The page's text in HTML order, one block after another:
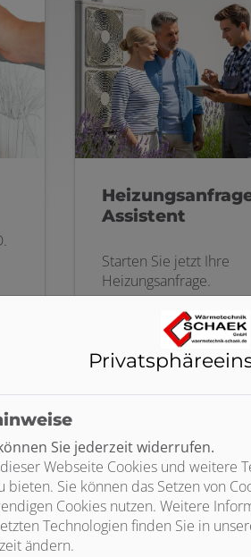
Assistent
Starten Sie jetzt Ihre
Heizungsanfrage.
Weiterlesen
Sie jederzeit widerrufen.
Webseite Cookies und weitere
bieten. Sie können das Setzen von
Cookies nutzen. Weitere
Technologien finden Sie in
ändern.